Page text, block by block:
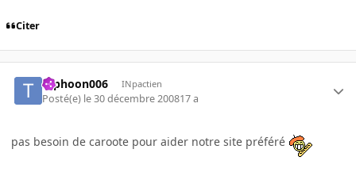
Citer
typhoon006 INpactien
Posté(e) le 30 décembre 200817 a
pas besoin de caroote pour aider notre site préféré